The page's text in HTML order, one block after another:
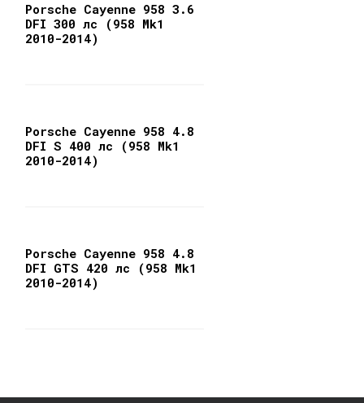
Porsche Cayenne 958 3.6
DFI 300 лс (958 Mk1
2010-2014)
Porsche Cayenne 958 4.8
DFI S 400 лс (958 Mk1
2010-2014)
Porsche Cayenne 958 4.8
DFI GTS 420 лс (958 Mk1
2010-2014)